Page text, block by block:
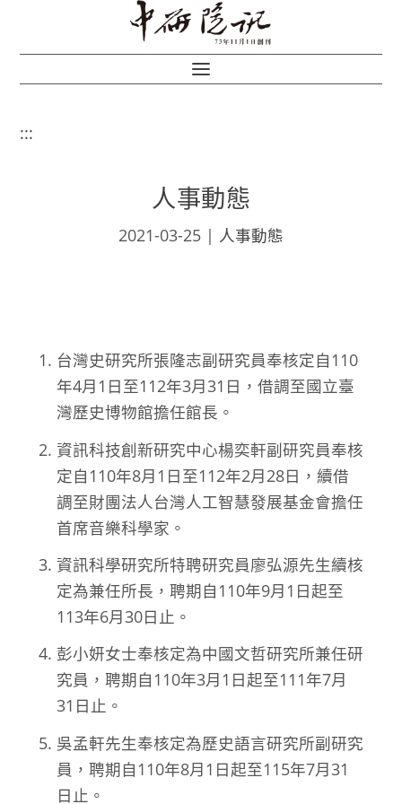
:::
人事動態
2021-03-25 | 人事動態
台灣史研究所張隆志副研究員奉核定自110
年4月1日至112年3月31日，借調至國立臺
灣歷史博物館擔任館長。
資訊科技創新研究中心楊奕軒副研究員奉核
定自110年8月1日至112年2月28日，續借
調至財團法人台灣人工智慧發展基金會擔任
首席音樂科學家。
資訊科學研究所特聘研究員廖弘源先生續核
定為兼任所長，聘期自110年9月1日起至
113年6月30日止。
彭小妍女士奉核定為中國文哲研究所兼任研
究員，聘期自110年3月1日起至111年7月
31日止。
吳孟軒先生奉核定為歷史語言研究所副研究
員，聘期自110年8月1日起至115年7月31
日止。